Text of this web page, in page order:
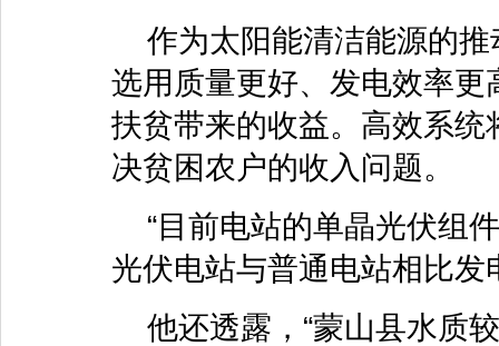
作为太阳能清洁能源的
选用质量更好、发电效率
扶贫带来的收益。高效系
决贫困农户的收入问题。
“目前电站的单晶光伏组
光伏电站与普通电站相比发
他还透露，“蒙山县水质